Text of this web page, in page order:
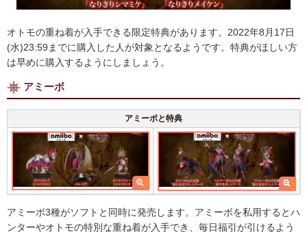
オトモの重ね着が入手できる限定特典があります。2022年8月17日
(水)23:59までに購入した人が対象となるようです。特典がほしい方
は早めに購入するようにしましょう。
アミーボ
アミーボと特典
アミーボ3種がソフトと同時に発売します。アミーボを私用するとハ
ンターやオトモの特別な重ね着が入手でき、毎日福引が引けるよう